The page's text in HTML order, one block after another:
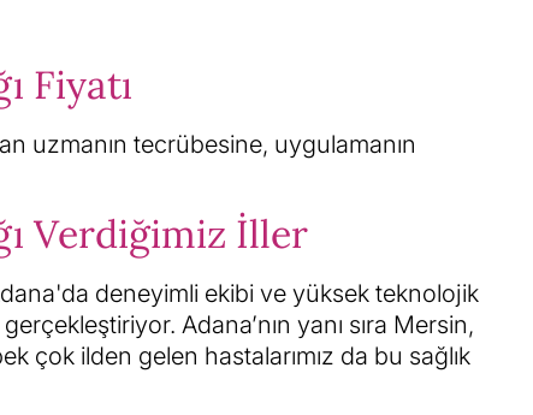
Fiyatı
uzmanın tecrübesine, uygulamanın
Verdiğimiz İller
deneyimli ekibi ve yüksek teknolojik
Adana’nın yanı sıra Mersin,
çok ilden gelen hastalarımız da bu sağlık